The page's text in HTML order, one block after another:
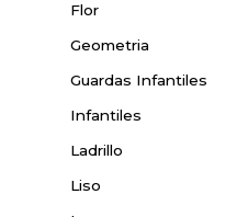
Flor
Geometria
Guardas Infantiles
Infantiles
Ladrillo
Liso